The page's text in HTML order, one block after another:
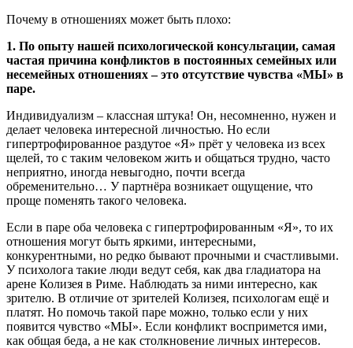
Почему в отношениях может быть плохо:
1. По опыту нашей психологической консультации, самая
частая причина конфликтов в постоянных семейных или
несемейных отношениях – это отсутствие чувства «МЫ» в
паре.
Индивидуализм – классная штука! Он, несомненно, нужен и
делает человека интересной личностью. Но если
гипертрофированное раздутое «Я» прёт у человека из всех
щелей, то с таким человеком жить и общаться трудно, часто
неприятно, иногда невыгодно, почти всегда
обременительно… У партнёра возникает ощущение, что
проще поменять такого человека.
Если в паре оба человека с гипертрофированным «Я», то их
отношения могут быть яркими, интересными,
конкурентными, но редко бывают прочными и счастливыми.
У психолога такие люди ведут себя, как два гладиатора на
арене Колизея в Риме. Наблюдать за ними интересно, как
зрителю. В отличие от зрителей Колизея, психологам ещё и
платят. Но помочь такой паре можно, только если у них
появится чувство «МЫ». Если конфликт воспримется ими,
как общая беда, а не как столкновение личных интересов.